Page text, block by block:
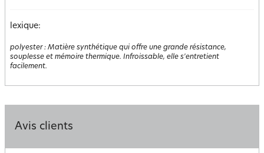
lexique:
polyester: Matière synthétique qui offre une grande résistance,
souplesse et mémoire thermique. Infroissable, elle s'entretient
facilement.
Avis clients